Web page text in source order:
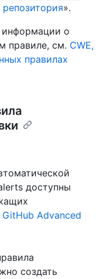
».
информации о
правиле, см. CWE,
правилах
доступны
Advanced
создать